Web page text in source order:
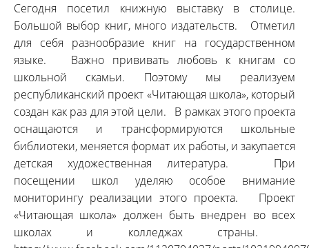
Сегодня посетил книжную выставку в столице.
Большой выбор книг, много издательств. Отметил
для себя разнообразие книг на государственном
языке. Важно прививать любовь к книгам со
школьной скамьи. Поэтому мы реализуем
республиканский проект «Читающая школа», который
создан как раз для этой цели. В рамках этого проекта
оснащаются и трансформируются школьные
библиотеки, меняется формат их работы, и закупается
детская художественная литература. При
посещении школ уделяю особое внимание
мониторингу реализации этого проекта. Проект
«Читающая школа» должен быть внедрен во всех
школах и колледжах страны.